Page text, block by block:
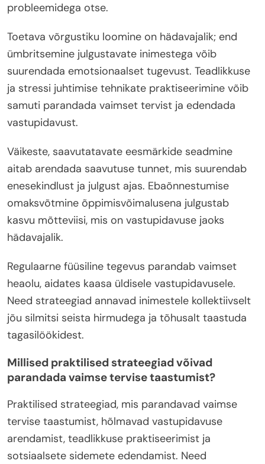
probleemidega otse.
Toetava võrgustiku loomine on hädavajalik; end
ümbritsemine julgustavate inimestega võib
suurendada emotsionaalset tugevust. Teadlikkuse
ja stressi juhtimise tehnikate praktiseerimine võib
samuti parandada vaimset tervist ja edendada
vastupidavust.
Väikeste, saavutatavate eesmärkide seadmine
aitab arendada saavutuse tunnet, mis suurendab
enesekindlust ja julgust ajas. Ebaõnnestumise
omaksvõtmine õppimisvõimalusena julgustab
kasvu mõtteviisi, mis on vastupidavuse jaoks
hädavajalik.
Regulaarne füüsiline tegevus parandab vaimset
heaolu, aidates kaasa üldisele vastupidavusele.
Need strateegiad annavad inimestele kollektiivselt
jõu silmitsi seista hirmudega ja tõhusalt taastuda
tagasilöökidest.
Millised praktilised strateegiad võivad
parandada vaimse tervise taastumist?
Praktilised strateegiad, mis parandavad vaimse
tervise taastumist, hõlmavad vastupidavuse
arendamist, teadlikkuse praktiseerimist ja
sotsiaalsete sidemete edendamist. Need